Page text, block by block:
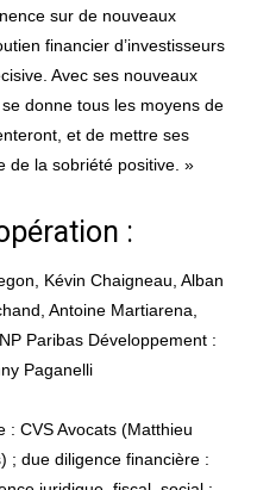
sur de nouveaux
financier d’investisseurs
Avec ses nouveaux
donne tous les moyens de
et de mettre ses
de la sobriété positive. »
:
Kévin Chaigneau, Alban
Antoine Martiarena,
Paribas Développement :
Paganelli
: CVS Avocats (Matthieu
; due diligence financière :